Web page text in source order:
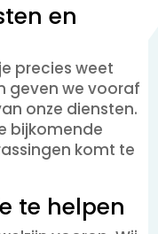
en
precies weet
geven we vooraf
onze diensten.
bijkomende
komt te
te helpen